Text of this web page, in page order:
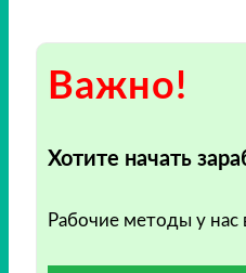
Важно!
Хотите начать
Рабочие методы у нас